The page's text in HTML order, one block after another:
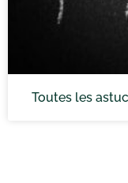
Toutes les